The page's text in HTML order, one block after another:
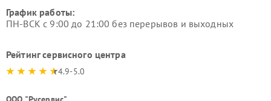
График работы:
ПН-ВСК с 9:00 до 21:00 без перерывов и выходных
Рейтинг сервисного центра
4.9-5.0